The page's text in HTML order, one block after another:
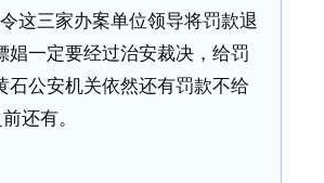
这三家办案单位领导将罚款退
娼一定要经过治安裁决，给罚
石公安机关依然还有罚款不给
还有。